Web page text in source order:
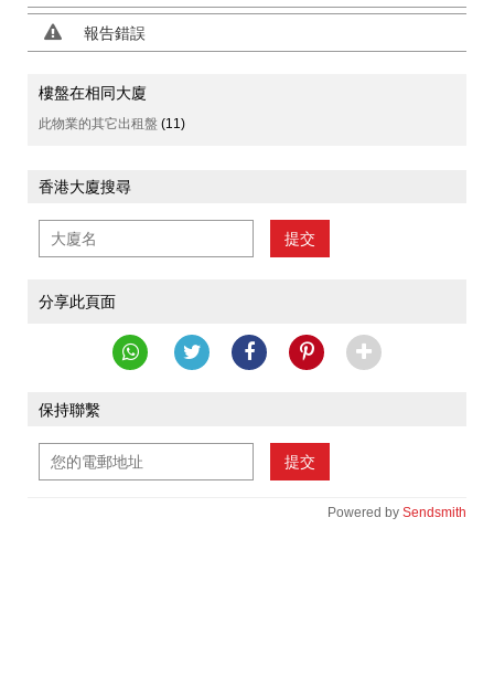
報告錯誤
樓盤在相同大廈
此物業的其它出租盤 (11)
香港大廈搜尋
提交
分享此頁面
保持聯繫
提交
Powered by Sendsmith